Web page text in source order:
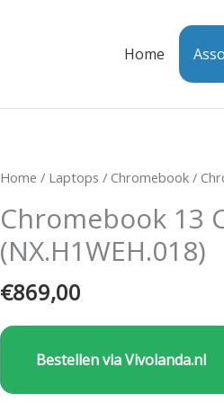
Home
Home / Laptops / Chromebook /
Chromebook 13
(NX.H1WEH.018)
€869,00
Bestellen via Vivolanda.nl